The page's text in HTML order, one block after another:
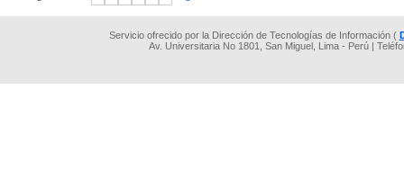
Servicio ofrecido por la Dirección de Tecnologías de Información (
Av. Universitaria No 1801, San Miguel, Lima - Perú |